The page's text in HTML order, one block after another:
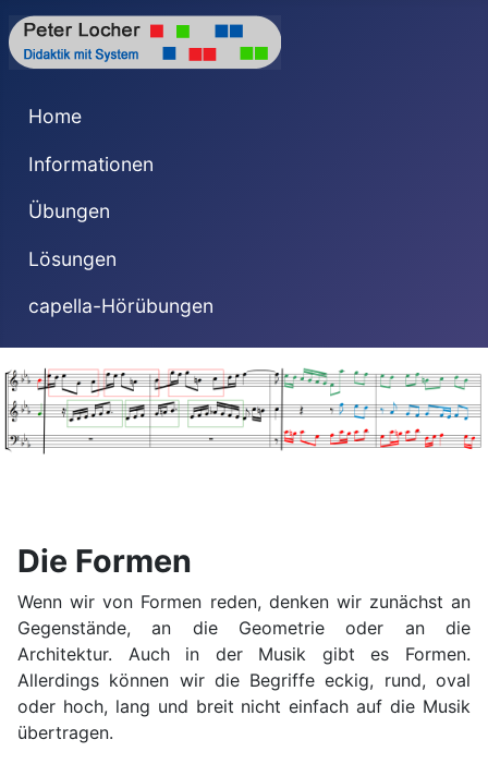
Home
Informationen
Übungen
Lösungen
capella-Hörübungen
Die Formen
Wenn wir von Formen reden, denken wir zunächst an
Gegenstände, an die Geometrie oder an die
Architektur. Auch in der Musik gibt es Formen.
Allerdings können wir die Begriffe eckig, rund, oval
oder hoch, lang und breit nicht einfach auf die Musik
übertragen.